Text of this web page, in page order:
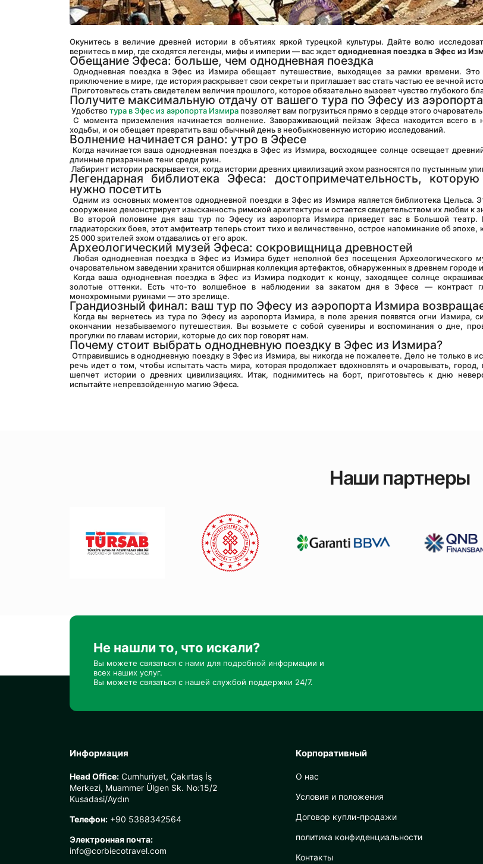
Окунитесь в величие древней истории в объятиях яркой турецкой культуры. Дайте волю
вернитесь в мир, где сходятся легенды, мифы и империи — вас ждет однодневная поездка в Эфес из
Обещание Эфеса: больше, чем однодневная поездка
Однодневная поездка в Эфес из Измира обещает путешествие, выходящее за рамки времени. Это не просто тур; это
приключение в мире, где история раскрывает свои секреты и приглашает вас стать частью ее вечной
Приготовьтесь стать свидетелем величия прошлого, которое обязательно вызовет чувство глубокого
Получите максимальную отдачу от вашего тура по Эфесу из
Удобство тура в Эфес из аэропорта Измира позволяет вам погрузиться прямо в сердце этого
С момента приземления начинается волнение. Завораживающий пейзаж Эфеса находится всего в нескольких минутах
ходьбы, и он обещает превратить ваш обычный день в необыкновенную историю исследований.
Волнение начинается рано: утро в Эфесе
длинные призрачные тени среди руин.
Лабиринт истории раскрывается, когда истории древних цивилизаций эхом разносятся по пустынным
Легендарная библиотека Эфеса: достопримечательность, которую
нужно посетить
сооружение демонстрирует изысканность римской архитектуры и остается свидетельством их любви к
гладиаторских боев, этот амфитеатр теперь стоит тихо и величественно, острое напоминание об эпохе,
25 000 зрителей эхом отдавались от его арок.
Археологический музей Эфеса: сокровищница древностей
очаровательном заведении хранится обширная коллекция артефактов, обнаруженных в древнем городе
золотые оттенки. Есть что-то волшебное в наблюдении за закатом дня в Эфесе — контраст
монохромными руинами — это зрелище.
Грандиозный финал: ваш тур по Эфесу из аэропорта Измира
окончании незабываемого путешествия. Вы возьмете с собой сувениры и воспоминания о дне,
прогулки по главам истории, которые до сих пор говорят нам.
Почему стоит выбрать однодневную поездку в Эфес из Измира?
речь идет о том, чтобы испытать часть мира, которая продолжает вдохновлять и очаровывать,
шепчет истории о древних цивилизациях. Итак, поднимитесь на борт, приготовьтесь к дню
испытайте непревзойденную магию Эфеса.
Наши партнеры
Не нашли то, что искали?
Вы можете связаться с нами для подробной информации и
всех наших услуг.
Вы можете связаться с нашей службой поддержки 24/7.
Информация
Head Office: Cumhuriyet, Çakırtaş İş
Merkezi, Muammer Ülgen Sk. No:15/2
Kusadasi/Aydın
Телефон: +90 5388342564
Электронная почта:
info@corbiecotravel.com
Корпоративный
О нас
Условия и положения
Договор купли-продажи
политика конфиденциальности
Контакты